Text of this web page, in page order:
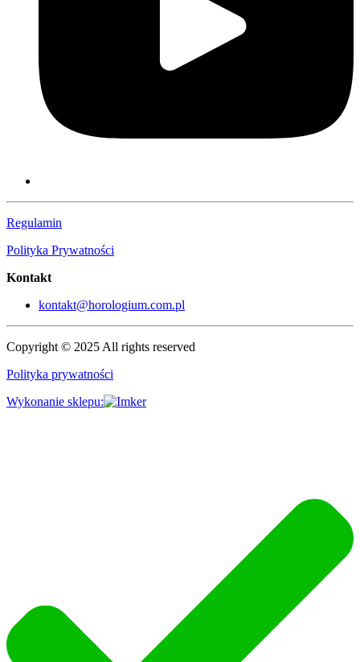
Regulamin
Polityka Prywatności
Kontakt
kontakt@horologium.com.pl
Copyright © 2025 All rights reserved
Polityka prywatności
Wykonanie sklepu: